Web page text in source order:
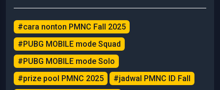
#cara nonton PMNC Fall 2025
#PUBG MOBILE mode Squad
#PUBG MOBILE mode Solo
#prize pool PMNC 2025
#jadwal PMNC ID Fall